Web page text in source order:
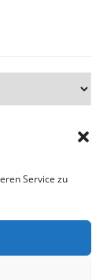
Service zu
Richtlinie (EU)